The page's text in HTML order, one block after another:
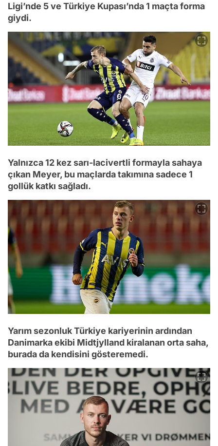
Ligi’nde 5 ve Türkiye Kupası’nda 1 maçta forma
giydi.
Yalnızca 12 kez sarı-lacivertli formayla sahaya
çıkan Meyer, bu maçlarda takımına sadece 1
gollük katkı sağladı.
Yarım sezonluk Türkiye kariyerinin ardından
Danimarka ekibi Midtjylland kiralanan orta saha,
burada da kendisini gösteremedi.